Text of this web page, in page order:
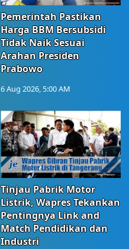
Pemerintah Pastikan
Harga BBM Bersubsidi
Tidak Naik Sesuai
Arahan Presiden
Prabowo
6 Aug 2026, 5:00 AM
Tinjau Pabrik Motor
Listrik, Wapres Tekankan
Pentingnya Link and
Match Pendidikan dan
Industri